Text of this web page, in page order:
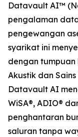
Datavault AI™
pengalaman
pengewangan
syarikat ini
dengan tumpuan
Akustik dan
Datavault AI
WiSA®, ADIO®
penghantaran
saluran tanpa